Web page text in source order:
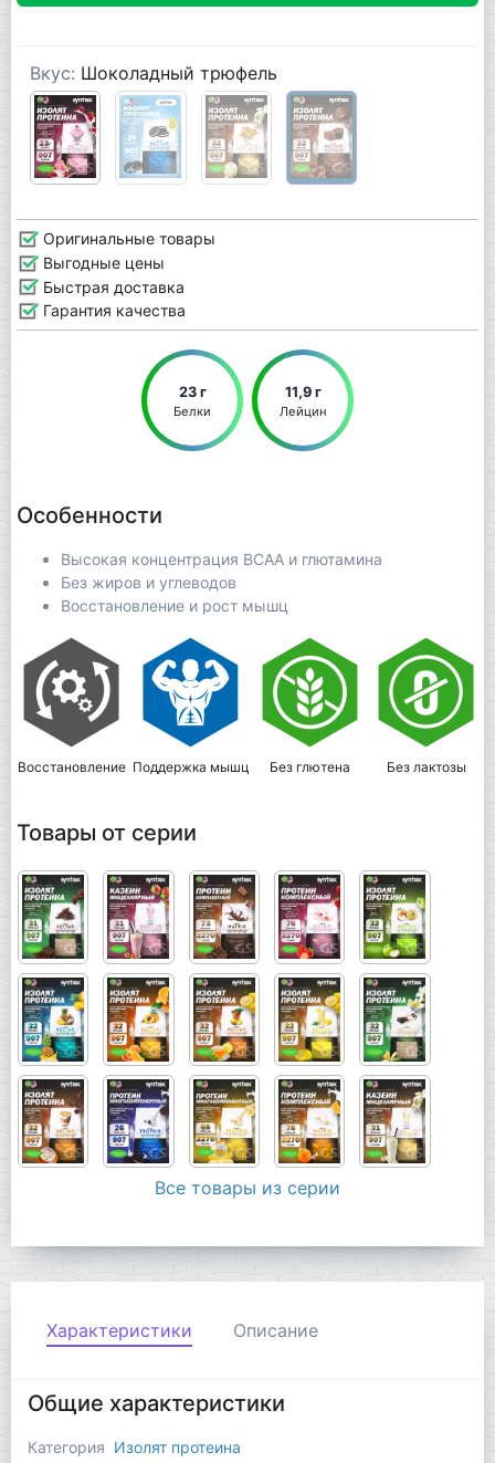
Вкус: Шоколадный трюфель
Оригинальные товары
Выгодные цены
Быстрая доставка
Гарантия качества
23 г
Белки
11,9 г
Лейцин
Особенности
Высокая концентрация BCAA и глютамина
Без жиров и углеводов
Восстановление и рост мышц
Восстановление Поддержка мышц Без глютена Без лактозы
Товары от серии
Все товары из серии
Характеристики Описание
Общие характеристики
Категория Изолят протеина